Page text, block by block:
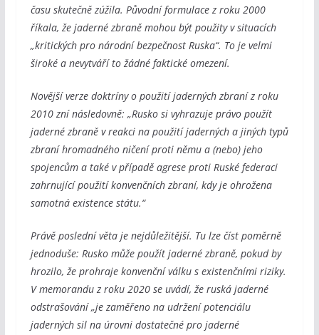
času skutečně zúžila. Původní formulace z roku 2000
říkala, že jaderné zbraně mohou být použity v situacích
„kritických pro národní bezpečnost Ruska“. To je velmi
široké a nevytváří to žádné faktické omezení.
Novější verze doktríny o použití jaderných zbraní z roku
2010 zní následovně: „Rusko si vyhrazuje právo použít
jaderné zbraně v reakci na použití jaderných a jiných typů
zbraní hromadného ničení proti němu a (nebo) jeho
spojencům a také v případě agrese proti Ruské federaci
zahrnující použití konvenčních zbraní, kdy je ohrožena
samotná existence státu.“
Právě poslední věta je nejdůležitější. Tu lze číst poměrně
jednoduše: Rusko může použít jaderné zbraně, pokud by
hrozilo, že prohraje konvenční válku s existenčními riziky.
V memorandu z roku 2020 se uvádí, že ruská jaderné
odstrašování „je zaměřeno na udržení potenciálu
jaderných sil na úrovni dostatečné pro jaderné